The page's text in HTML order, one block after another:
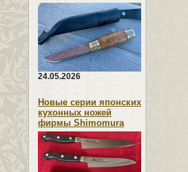
24.05.2026
Новые серии японских
кухонных ножей
фирмы Shimomura